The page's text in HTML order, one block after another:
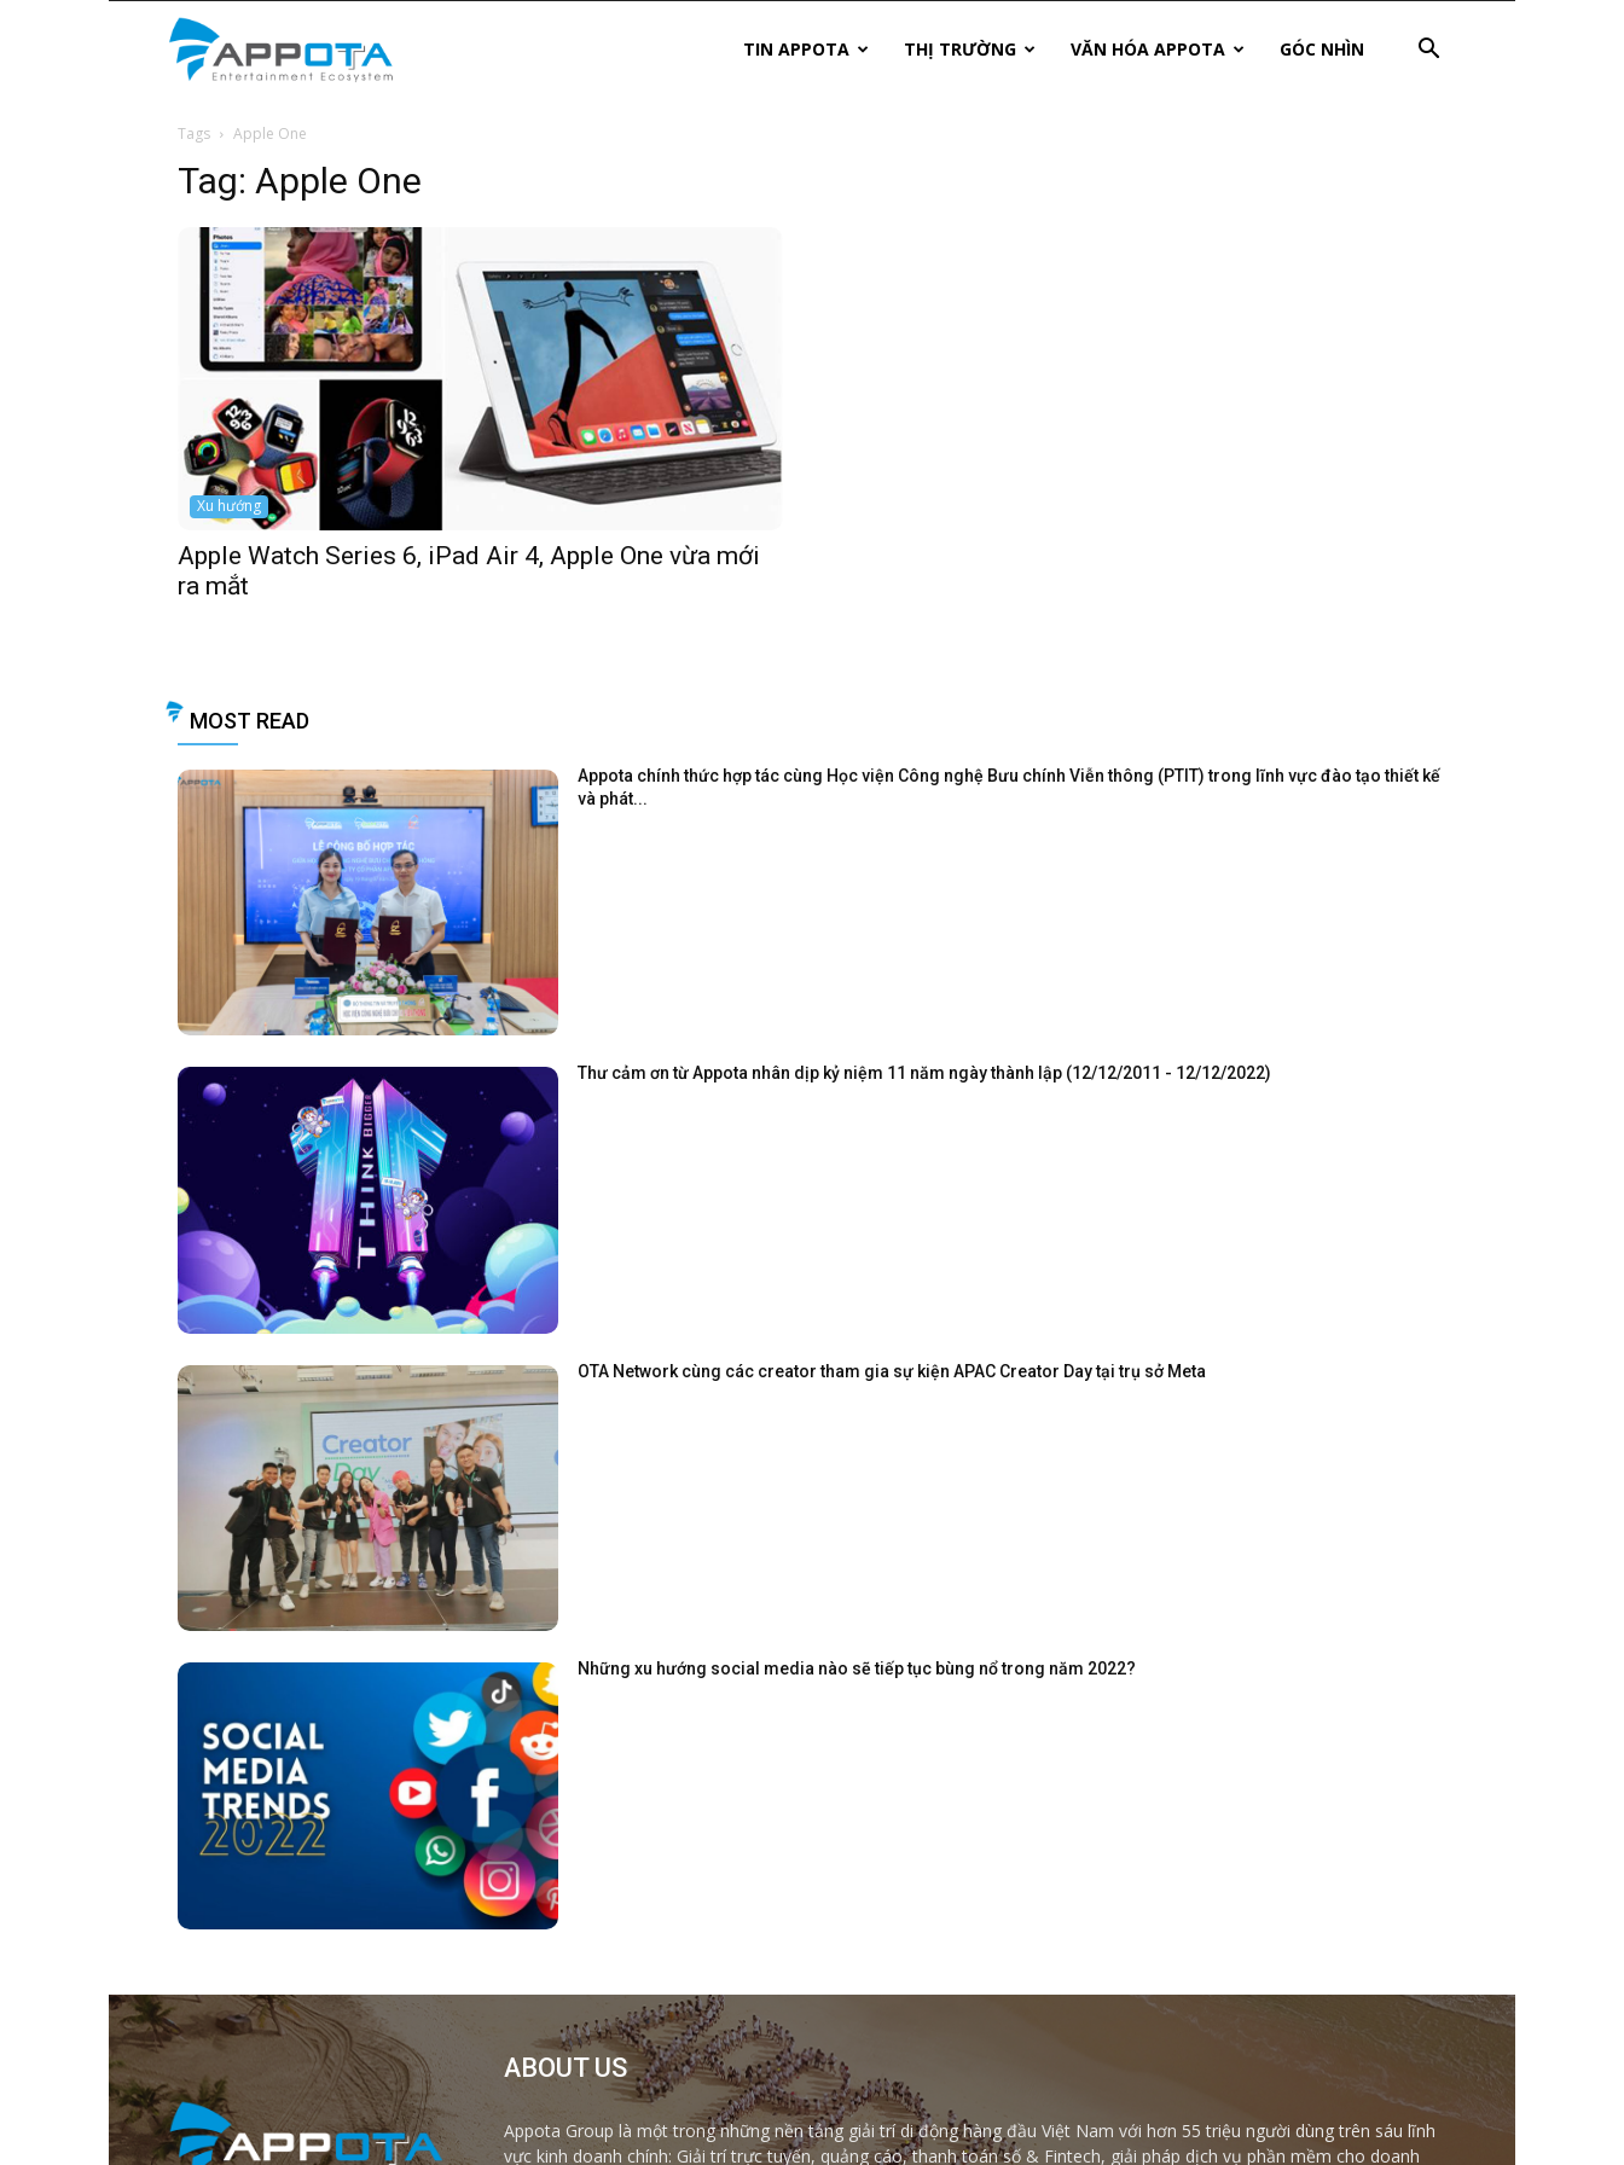
TIN APPOTA THỊ TRƯỜNG VĂN HÓA APPOTA GÓC NHÌN
Tags Apple One
Tag: Apple One
Xu hướng
Apple Watch Series 6, iPad Air 4, Apple One vừa mới
ra mắt
MOST READ
Appota chính thức hợp tác cùng Học viện Công nghệ Bưu chính Viễn thông (PTIT) trong lĩnh vực đào tạo thiết kế
và phát...
Thư cảm ơn từ Appota nhân dịp kỷ niệm 11 năm ngày thành lập (12/12/2011 - 12/12/2022)
OTA Network cùng các creator tham gia sự kiện APAC Creator Day tại trụ sở Meta
Những xu hướng social media nào sẽ tiếp tục bùng nổ trong năm 2022?
ABOUT US
Appota Group là một trong những nền tảng giải trí di động hàng đầu Việt Nam với hơn 55 triệu người dùng trên sáu lĩnh
vực kinh doanh chính: Giải trí trực tuyến, quảng cáo, thanh toán số & Fintech, giải pháp dịch vụ phần mềm cho doanh